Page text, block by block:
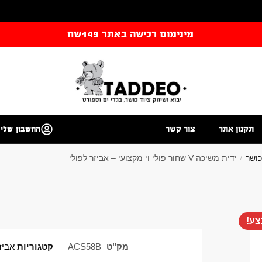
מינימום רכישה באתר 149שח
תקנון אתר צור קשר החשבון שלי
/ ידית משיכה V שחור פולי וי מקצועי – אביזר לפולי
מק"ט ACS58B קטגוריות